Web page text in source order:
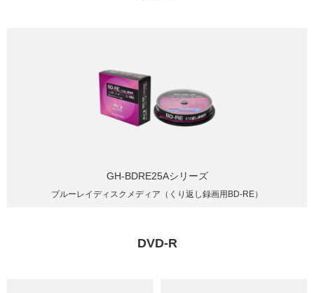
GH-BDRE25Aシリーズ
ブルーレイディスクメディア（くり返し録画用BD-RE）
DVD-R